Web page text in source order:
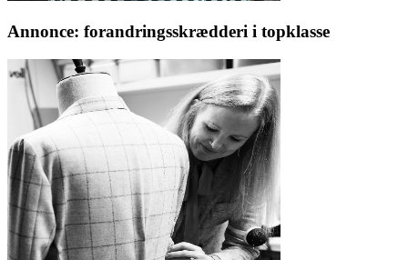
Annonce: forandringsskrædderi i topklasse